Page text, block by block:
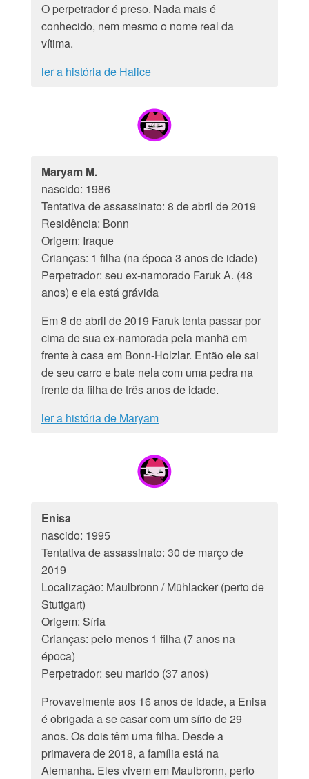
O perpetrador é preso. Nada mais é
conhecido, nem mesmo o nome real da
vítima.
ler a história de Halice
Maryam M.
nascido: 1986
Tentativa de assassinato: 8 de abril de 2019
Residência: Bonn
Origem: Iraque
Crianças: 1 filha (na época 3 anos de idade)
Perpetrador: seu ex-namorado Faruk A. (48
anos) e ela está grávida
Em 8 de abril de 2019 Faruk tenta passar por
cima de sua ex-namorada pela manhã em
frente à casa em Bonn-Holzlar. Então ele sai
de seu carro e bate nela com uma pedra na
frente da filha de três anos de idade.
ler a história de Maryam
Enisa
nascido: 1995
Tentativa de assassinato: 30 de março de
2019
Localização: Maulbronn / Mühlacker (perto de
Stuttgart)
Origem: Síria
Crianças: pelo menos 1 filha (7 anos na
época)
Perpetrador: seu marido (37 anos)
Provavelmente aos 16 anos de idade, a Enisa
é obrigada a se casar com um sírio de 29
anos. Os dois têm uma filha. Desde a
primavera de 2018, a família está na
Alemanha. Eles vivem em Maulbronn, perto